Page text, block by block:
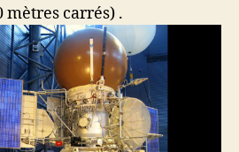
mètres carrés) .